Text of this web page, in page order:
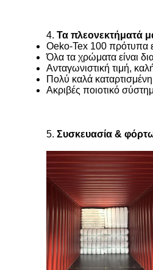
4. Τα πλεονεκτήματά
Oeko-Tex 100 πρότυπα
Όλα τα χρώματα είναι
Ανταγωνιστική τιμή,
Πολύ καλά
Ακριβές ποιοτικό
5. Συσκευασία &